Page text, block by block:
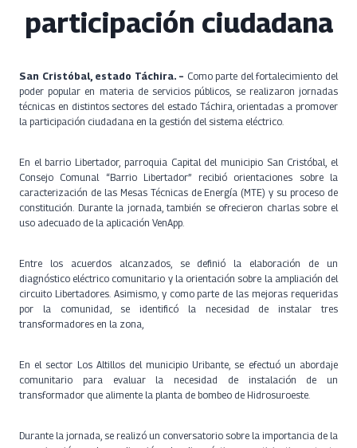
participación ciudadana
San Cristóbal, estado Táchira. – Como parte del fortalecimiento del
poder popular en materia de servicios públicos, se realizaron jornadas
técnicas en distintos sectores del estado Táchira, orientadas a promover
la participación ciudadana en la gestión del sistema eléctrico.
En el barrio Libertador, parroquia Capital del municipio San Cristóbal, el
Consejo Comunal “Barrio Libertador” recibió orientaciones sobre la
caracterización de las Mesas Técnicas de Energía (MTE) y su proceso de
constitución. Durante la jornada, también se ofrecieron charlas sobre el
uso adecuado de la aplicación VenApp.
Entre los acuerdos alcanzados, se definió la elaboración de un
diagnóstico eléctrico comunitario y la orientación sobre la ampliación del
circuito Libertadores. Asimismo, y como parte de las mejoras requeridas
por la comunidad, se identificó la necesidad de instalar tres
transformadores en la zona,
En el sector Los Altillos del municipio Uribante, se efectuó un abordaje
comunitario para evaluar la necesidad de instalación de un
transformador que alimente la planta de bombeo de Hidrosuroeste.
Durante la jornada, se realizó un conversatorio sobre la importancia de la